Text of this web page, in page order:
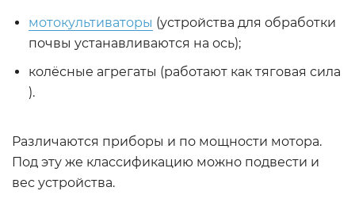
мотокультиваторы (устройства для обработки
почвы устанавливаются на ось);
колёсные агрегаты (работают как тяговая сила
).
Различаются приборы и по мощности мотора.
Под эту же классификацию можно подвести и
вес устройства.